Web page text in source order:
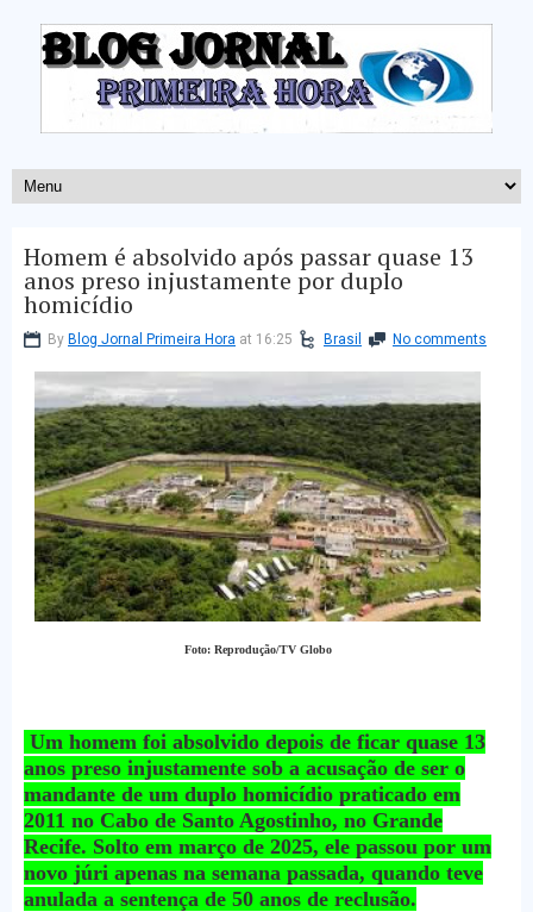
Homem é absolvido após passar quase 13
anos preso injustamente por duplo
homicídio
By Blog Jornal Primeira Hora at 16:25 Brasil No comments
Foto: Reprodução/TV Globo
Um homem foi absolvido depois de ficar quase 13
anos preso injustamente sob a acusação de ser o
mandante de um duplo homicídio praticado em
2011 no Cabo de Santo Agostinho, no Grande
Recife. Solto em março de 2025, ele passou por um
novo júri apenas na semana passada, quando teve
anulada a sentença de 50 anos de reclusão.